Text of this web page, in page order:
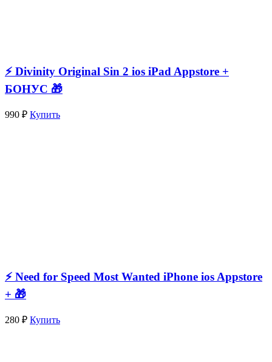
⚡️ Divinity Original Sin 2 ios iPad Appstore +
БОНУС 🎁
990 ₽ Купить
⚡️ Need for Speed Most Wanted iPhone ios Appstore
+ 🎁
280 ₽ Купить